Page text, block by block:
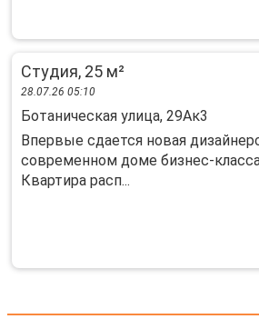
Студия, 25 м²
28.07.26 05:10
Ботаническая улица, 29Ак3
Впервые сдается новая
современном доме бизнес-
Квартира расп...